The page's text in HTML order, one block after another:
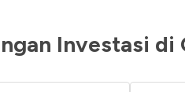
Investasi